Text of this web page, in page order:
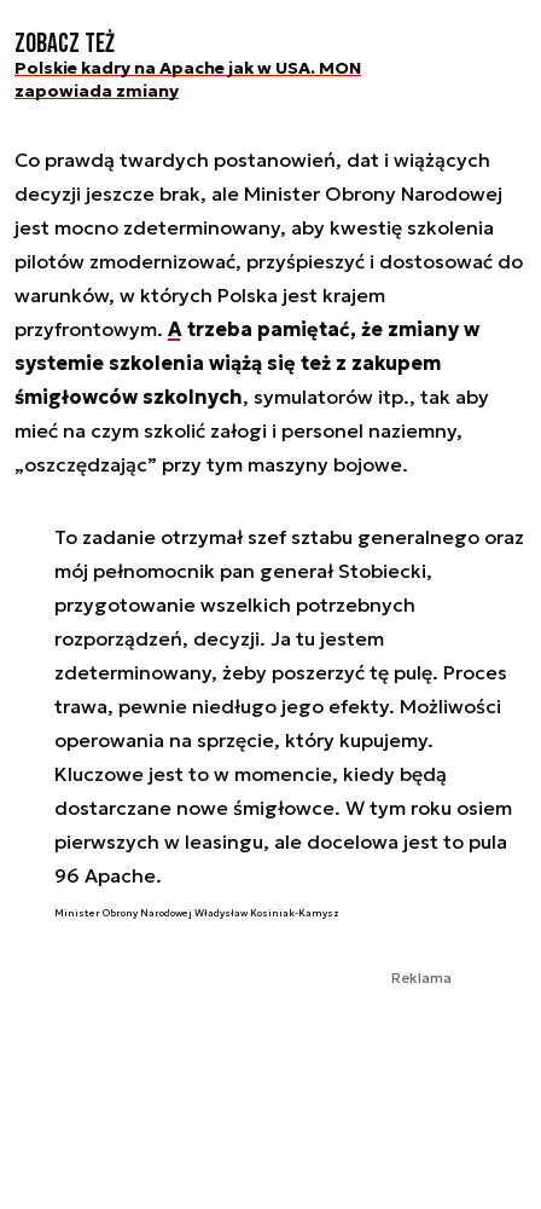
Zobacz też
Polskie kadry na Apache jak w USA. MON
zapowiada zmiany
Co prawdą twardych postanowień, dat i wiążących
decyzji jeszcze brak, ale Minister Obrony Narodowej
jest mocno zdeterminowany, aby kwestię szkolenia
pilotów zmodernizować, przyśpieszyć i dostosować do
warunków, w których Polska jest krajem
przyfrontowym. A trzeba pamiętać, że zmiany w
systemie szkolenia wiążą się też z zakupem
śmigłowców szkolnych, symulatorów itp., tak aby
mieć na czym szkolić załogi i personel naziemny,
„oszczędzając” przy tym maszyny bojowe.
To zadanie otrzymał szef sztabu generalnego oraz
mój pełnomocnik pan generał Stobiecki,
przygotowanie wszelkich potrzebnych
rozporządzeń, decyzji. Ja tu jestem
zdeterminowany, żeby poszerzyć tę pulę. Proces
trawa, pewnie niedługo jego efekty. Możliwości
operowania na sprzęcie, który kupujemy.
Kluczowe jest to w momencie, kiedy będą
dostarczane nowe śmigłowce. W tym roku osiem
pierwszych w leasingu, ale docelowa jest to pula
96 Apache.
Minister Obrony Narodowej Władysław Kosiniak-Kamysz
Reklama